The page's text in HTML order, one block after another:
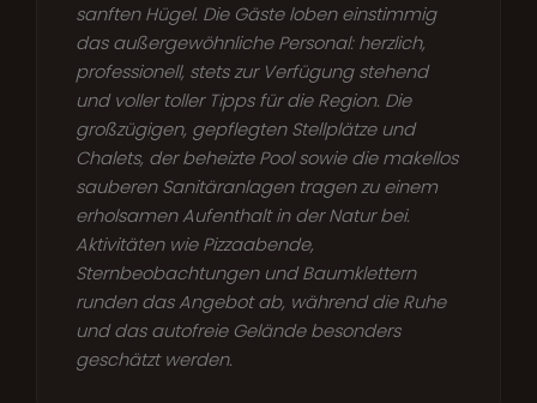
sanften Hügel. Die Gäste loben einstimmig
das außergewöhnliche Personal: herzlich,
professionell, stets zur Verfügung stehend
und voller toller Tipps für die Region. Die
großzügigen, gepflegten Stellplätze und
Chalets, der beheizte Pool sowie die makellos
sauberen Sanitäranlagen tragen zu einem
erholsamen Aufenthalt in der Natur bei.
Aktivitäten wie Pizzaabende,
Sternbeobachtungen und Baumklettern
runden das Angebot ab, während die Ruhe
und das autofreie Gelände besonders
geschätzt werden.